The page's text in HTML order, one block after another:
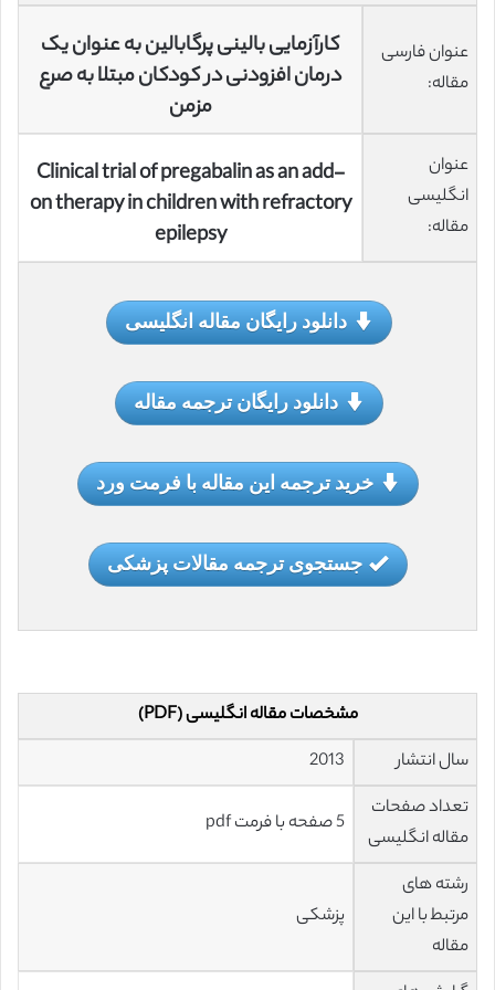
عنوان فارسی
مقاله:
کارآزمایی بالینی پرگابالین به عنوان یک
درمان افزودنی در کودکان مبتلا به صرع
مزمن
عنوان
انگلیسی
مقاله:
Clinical trial of pregabalin as an add-
on therapy in children with refractory
epilepsy
دانلود رایگان مقاله انگلیسی
دانلود رایگان ترجمه مقاله
خرید ترجمه این مقاله با فرمت ورد
جستجوی ترجمه مقالات پزشکی
مشخصات مقاله انگلیسی (PDF)
سال انتشار
2013
تعداد صفحات
مقاله انگلیسی
5 صفحه با فرمت pdf
رشته های
مرتبط با این
مقاله
پزشکی